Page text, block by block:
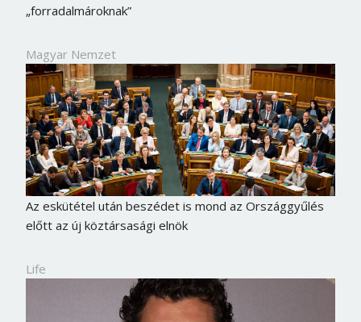
„forradalmároknak”
Magyar Nemzet
Az eskütétel után beszédet is mond az Országgyűlés
előtt az új köztársasági elnök
Life